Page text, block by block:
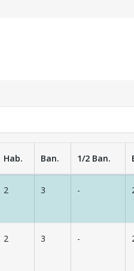
Hab. Ban. 1/2 Ban.
2 3 -
2 3 -